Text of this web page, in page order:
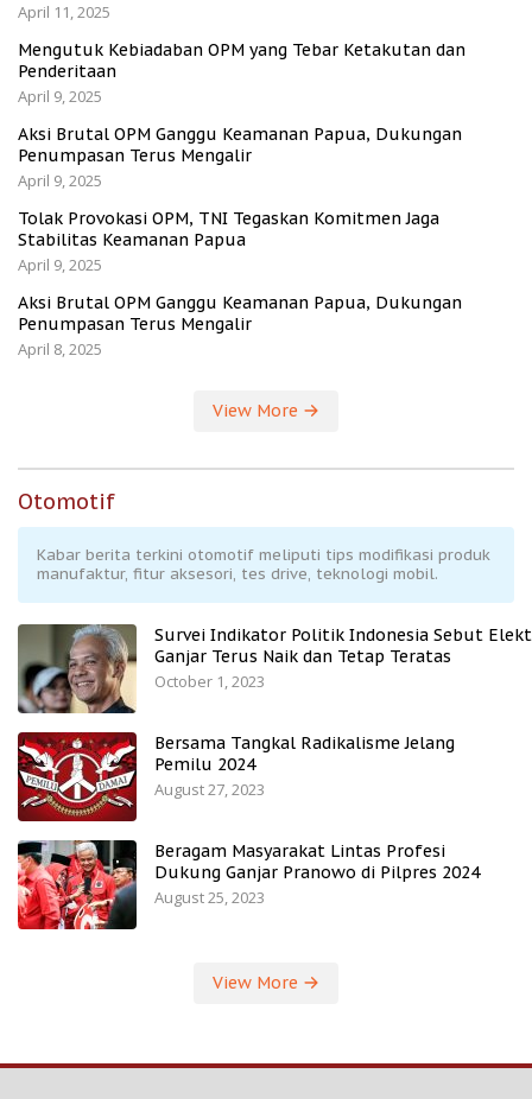
April 11, 2025
Mengutuk Kebiadaban OPM yang Tebar Ketakutan dan
Penderitaan
April 9, 2025
Aksi Brutal OPM Ganggu Keamanan Papua, Dukungan
Penumpasan Terus Mengalir
April 9, 2025
Tolak Provokasi OPM, TNI Tegaskan Komitmen Jaga
Stabilitas Keamanan Papua
April 9, 2025
Aksi Brutal OPM Ganggu Keamanan Papua, Dukungan
Penumpasan Terus Mengalir
April 8, 2025
View More
Otomotif
Kabar berita terkini otomotif meliputi tips modifikasi produk
manufaktur, fitur aksesori, tes drive, teknologi mobil.
Survei Indikator Politik Indonesia Sebut
Ganjar Terus Naik dan Tetap Teratas
October 1, 2023
Bersama Tangkal Radikalisme Jelang
Pemilu 2024
August 27, 2023
Beragam Masyarakat Lintas Profesi
Dukung Ganjar Pranowo di Pilpres 2024
August 25, 2023
View More